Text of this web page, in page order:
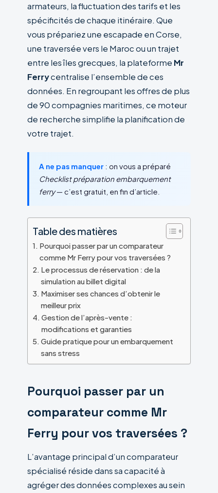
armateurs, la fluctuation des tarifs et les
spécificités de chaque itinéraire. Que
vous prépariez une escapade en Corse,
une traversée vers le Maroc ou un trajet
entre les îles grecques, la plateforme Mr
Ferrycentralise l’ensemble de ces
données. En regroupant les offres de plus
de 90 compagnies maritimes, ce moteur
de recherche simplifie la planification de
votre trajet.
A ne pas manquer : on vous a préparé
Checklist préparation embarquement
ferry— c’est gratuit, en fin d’article.
Table des matières
Pourquoi passer par un comparateur
comme Mr Ferry pour vos traversées ?
Le processus de réservation : de la
simulation au billet digital
Maximiser ses chances d’obtenir le
meilleur prix
Gestion de l’après-vente :
modifications et garanties
Guide pratique pour un embarquement
sans stress
Pourquoi passer par un
comparateur comme Mr
Ferry pour vos traversées ?
L’avantage principal d’un comparateur
spécialisé réside dans sa capacité à
agréger des données complexes au sein